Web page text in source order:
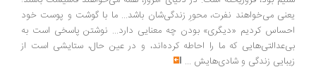
می‌خواهند نفرت، محورِ زندگی‌شان باشد... ما با گوشت و پوست خود
کردیم «دیگری» بودن چه معنایی دارد... نوشتن پاسخی است به
که ما را احاطه کرده‌اند، و در عین حال، ستایشی است از
زندگی و شادی‌هایش...